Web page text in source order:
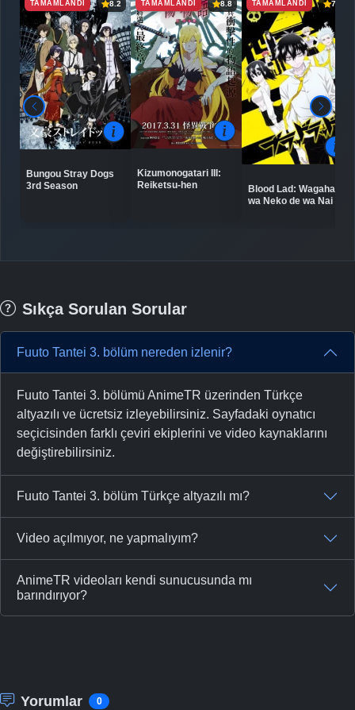
TAMAMLANDI 8.2
Bungou Stray Dogs
3rd Season
TAMAMLANDI 8.8
Kizumonogatari III:
Reiketsu-hen
TAMAMLANDI 7.1
Blood Lad: Wagahai
wa Neko de wa Nai
Sıkça Sorulan Sorular
Fuuto Tantei 3. bölüm nereden izlenir?
Fuuto Tantei 3. bölümü AnimeTR üzerinden Türkçe
altyazılı ve ücretsiz izleyebilirsiniz. Sayfadaki oynatıcı
seçicisinden farklı çeviri ekiplerini ve video kaynaklarını
değiştirebilirsiniz.
Fuuto Tantei 3. bölüm Türkçe altyazılı mı?
Video açılmıyor, ne yapmalıyım?
AnimeTR videoları kendi sunucusunda mı
barındırıyor?
Yorumlar 0